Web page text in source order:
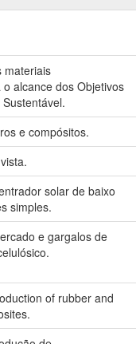
materiais
alcance dos Objetivos
e compósitos.
solar de baixo
simples.
e gargalos de
of rubber and